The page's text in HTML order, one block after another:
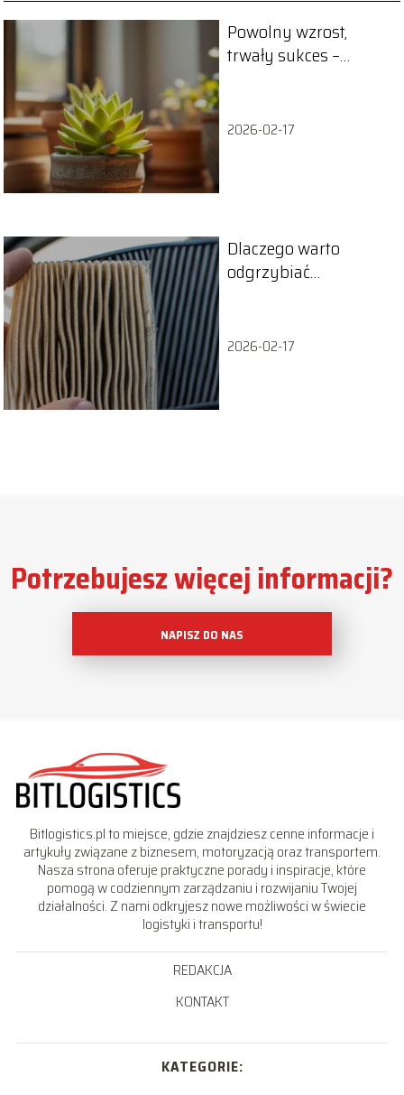
Powolny wzrost,
trwały sukces –
2026-02-17
Dlaczego warto
odgrzybiać
2026-02-17
Potrzebujesz więcej informacji?
NAPISZ DO NAS
Bitlogistics.pl to miejsce, gdzie znajdziesz cenne informacje i
artykuły związane z biznesem, motoryzacją oraz transportem.
Nasza strona oferuje praktyczne porady i inspiracje, które
pomogą w codziennym zarządzaniu i rozwijaniu Twojej
działalności. Z nami odkryjesz nowe możliwości w świecie
logistyki i transportu!
REDAKCJA
KONTAKT
KATEGORIE: